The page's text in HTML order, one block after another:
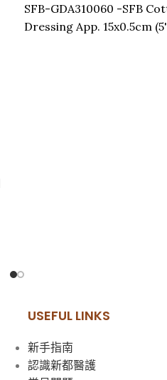
SFB-GDA310060 -SFB
Dressing App. 15x0.5cm
USEFUL LINKS
新手指南
認識新都醫護